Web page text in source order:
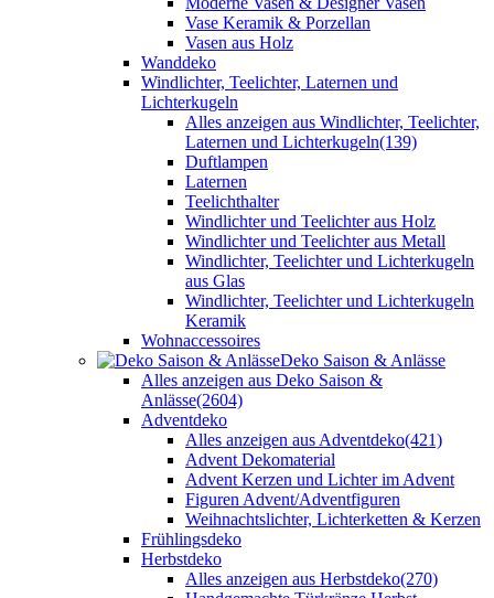
Vase Keramik & Porzellan
Vasen aus Holz
Wanddeko
Windlichter, Teelichter, Laternen und
Lichterkugeln
Alles anzeigen aus Windlichter, Teelichter,
Laternen und Lichterkugeln(139)
Duftlampen
Laternen
Teelichthalter
Windlichter und Teelichter aus Holz
Windlichter und Teelichter aus Metall
Windlichter, Teelichter und Lichterkugeln
aus Glas
Windlichter, Teelichter und Lichterkugeln
Keramik
Wohnaccessoires
Deko Saison & Anlässe
Alles anzeigen aus Deko Saison &
Anlässe(2604)
Adventdeko
Alles anzeigen aus Adventdeko(421)
Advent Dekomaterial
Advent Kerzen und Lichter im Advent
Figuren Advent/Adventfiguren
Weihnachtslichter, Lichterketten & Kerzen
Frühlingsdeko
Herbstdeko
Alles anzeigen aus Herbstdeko(270)